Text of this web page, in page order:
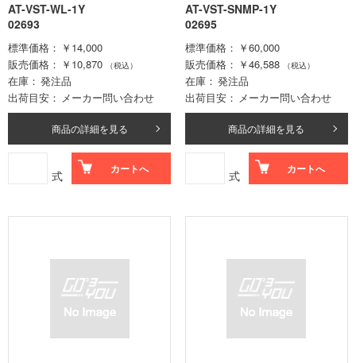
AT-VST-WL-1Y
02693
標準価格
￥14,000
販売価格
￥10,870 （税込）
在庫
発注品
出荷目安
メーカー問い合わせ
商品の詳細を見る
式 カートへ
AT-VST-SNMP-1Y
02695
標準価格
￥60,000
販売価格
￥46,588 （税込）
在庫
発注品
出荷目安
メーカー問い合わせ
商品の詳細を見る
式 カートへ